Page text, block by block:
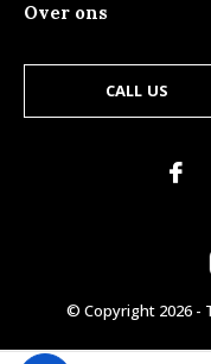
Over ons
CALL US
© Copyright 2026-